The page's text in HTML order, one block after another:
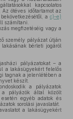
kapcsolatos
ötéves időtartamot az
a c)–e)
számítani.
megfizetéséig vagy a
személy pályázat útján
bérleti jogáról
pályázatokat – a
a lakásügyekért felelős
tagnak a jelenlétében a
készít.
a pályázatok
a pályázók által közölt
egyéb adatok és
sorolási javaslatát.
a lakásügyekért